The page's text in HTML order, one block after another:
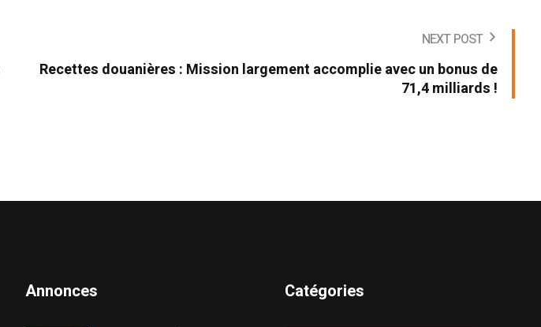
NEXT POST
Recettes douanières : Mission largement accomplie avec un bonus de
71,4 milliards !
Annonces Catégories